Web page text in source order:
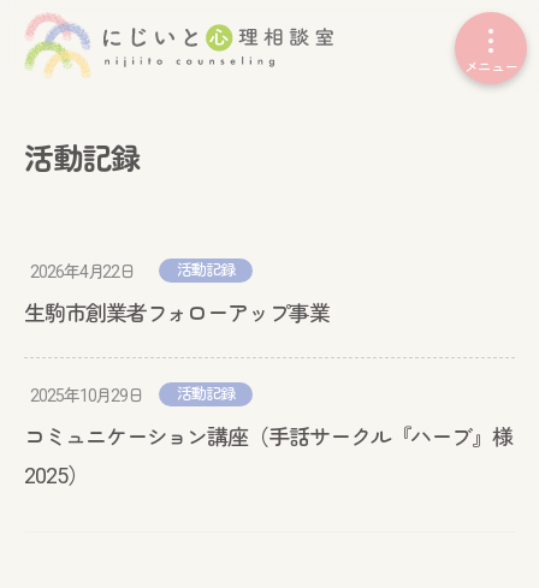
活動記録
2026年4月22日 活動記録
生駒市創業者フォローアップ事業
2025年10月29日 活動記録
コミュニケーション講座（手話サークル『ハーブ』様
2025）